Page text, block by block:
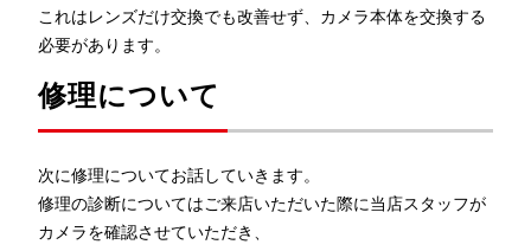
これはレンズだけ交換でも改善せず、カメラ本体を交換する
必要があります。
修理について
次に修理についてお話していきます。
修理の診断についてはご来店いただいた際に当店スタッフが
カメラを確認させていただき、